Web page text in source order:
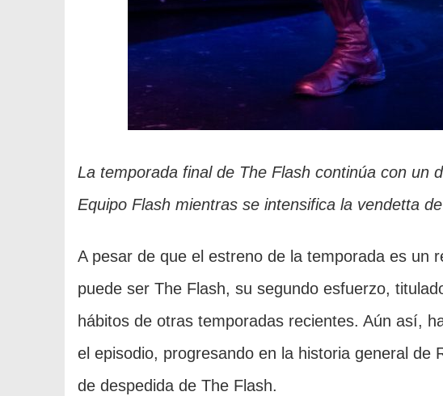
La temporada final de The Flash continúa con un
Equipo Flash mientras se intensifica la vendetta
A pesar de que el estreno de la temporada es un
puede ser The Flash, su segundo esfuerzo,
hábitos de otras temporadas recientes. Aún así,
el episodio, progresando en la historia general de
de despedida de The Flash.